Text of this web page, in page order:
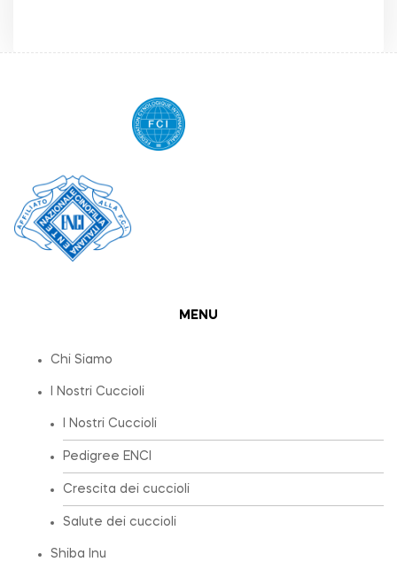
MENU
Chi Siamo
I Nostri Cuccioli
I Nostri Cuccioli
Pedigree ENCI
Crescita dei cuccioli
Salute dei cuccioli
Shiba Inu